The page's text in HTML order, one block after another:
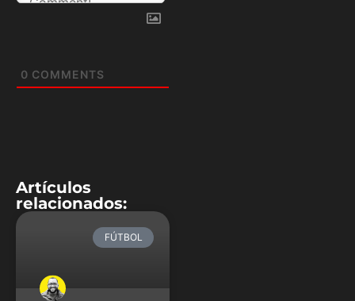
0 COMMENTS
Artículos
relacionados:
FÚTBOL